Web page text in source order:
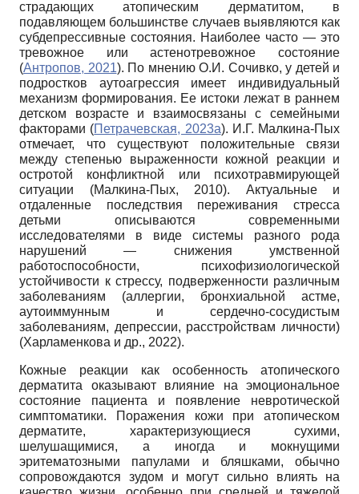
страдающих атопическим дерматитом, в
подавляющем большинстве случаев выявляются как
субдепрессивные состояния. Наиболее часто — это
тревожное или астенотревожное состояние
(Антропов, 2021). По мнению О.И. Сочивко, у детей и
подростков аутоагрессия имеет индивидуальный
механизм формирования. Ее истоки лежат в раннем
детском возрасте и взаимосвязаны с семейными
факторами (Петрачевская, 2023а). И.Г. Малкина-Пых
отмечает, что существуют положительные связи
между степенью выраженности кожной реакции и
остротой конфликтной или психотравмирующей
ситуации (Малкина-Пых, 2010). Актуальные и
отдаленные последствия переживания стресса
детьми описываются современными
исследователями в виде системы разного рода
нарушений — снижения умственной
работоспособности, психофизиологической
устойчивости к стрессу, подверженности различным
заболеваниям (аллергии, бронхиальной астме,
аутоиммунным и сердечно-сосудистым
заболеваниям, депрессии, расстройствам личности)
(Харламенкова и др., 2022).
Кожные реакции как особенность атопического
дерматита оказывают влияние на эмоциональное
состояние пациента и появление невротической
симптоматики. Поражения кожи при атопическом
дерматите, характеризующиеся сухими,
шелушащимися, а иногда и мокнущими
эритематозными папулами и бляшками, обычно
сопровождаются зудом и могут сильно влиять на